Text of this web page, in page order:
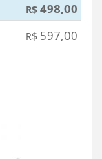
R$ 498,00
R$ 597,00